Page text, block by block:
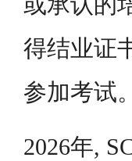
得结业证
参加考试。
2026年,